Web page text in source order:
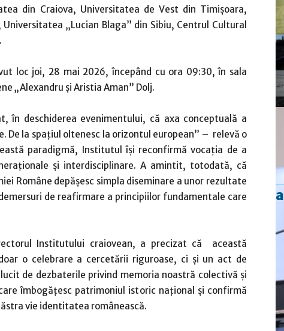
din Craiova, Universitatea de Vest din Timișoara,
„Lucian Blaga” din Sibiu, Centrul Cultural
loc joi, 28 mai 2026, începând cu ora 09:30, în sala
„Alexandru și Aristia Aman” Dolj.
în deschiderea evenimentului, că axa conceptuală a
la spațiul oltenesc la orizontul european” – relevă o
paradigmă, Institutul își reconfirmă vocația de a
și interdisciplinare. A amintit, totodată, că
Române depășesc simpla diseminare a unor rezultate
de reafirmare a principiilor fundamentale care
Institutului craiovean, a precizat că această
o celebrare a cercetării riguroase, ci și un act de
de dezbaterile privind memoria noastră colectivă și
îmbogățesc patrimoniul istoric național și confirmă
vie identitatea românească.